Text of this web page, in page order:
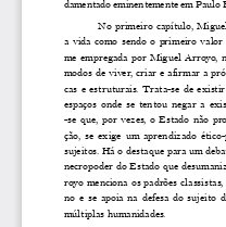
damentado eminentemente em Paulo
No  primeiro  capítulo,
a  vida  como  sendo  o  primeiro  valor
me  empregada  por  Miguel  Arroyo,
modos de viver, criar e afirmar a
cas  e  estruturais.  Trata-se  de
espaços  onde  se  tentou  negar  a
-se  que,  por  vezes,  o  Estado  não
ção,  se  exige  um  aprendizado
sujeitos. Há o destaque para um
necropoder do Estado que
royo menciona os padrões
no  e  se  apoia  na  defesa  do  sujeito
múltiplas humanidades.